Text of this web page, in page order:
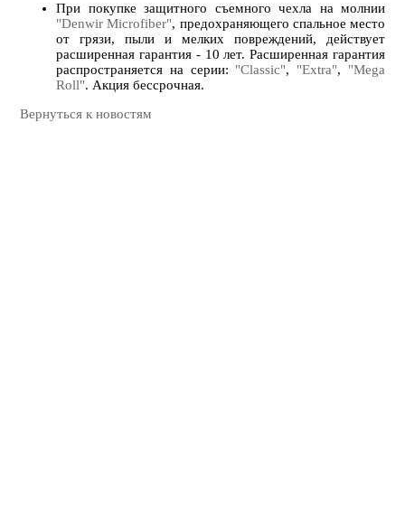
При покупке защитного съемного чехла на молнии
"Denwir Microfiber", предохраняющего спальное место
от грязи, пыли и мелких повреждений, действует
расширенная гарантия - 10 лет. Расширенная гарантия
распространяется на серии: "Classic", "Extra", "Mega
Roll". Акция бессрочная.
Вернуться к новостям